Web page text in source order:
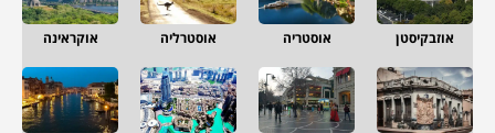
אוזבקיסטן אוסטריה אוסטרליה אוקראינה